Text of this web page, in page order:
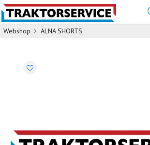
Webshop ALNA SHORTS